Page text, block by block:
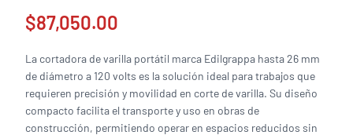
$87,050.00
La cortadora de varilla portátil marca Edilgrappa hasta 26 mm
de diámetro a 120 volts es la solución ideal para trabajos que
requieren precisión y movilidad en corte de varilla. Su diseño
compacto facilita el transporte y uso en obras de
construcción, permitiendo operar en espacios reducidos sin